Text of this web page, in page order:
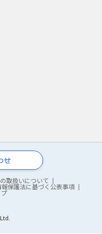
せ
取扱いについて
報保護法に基づく公表事項